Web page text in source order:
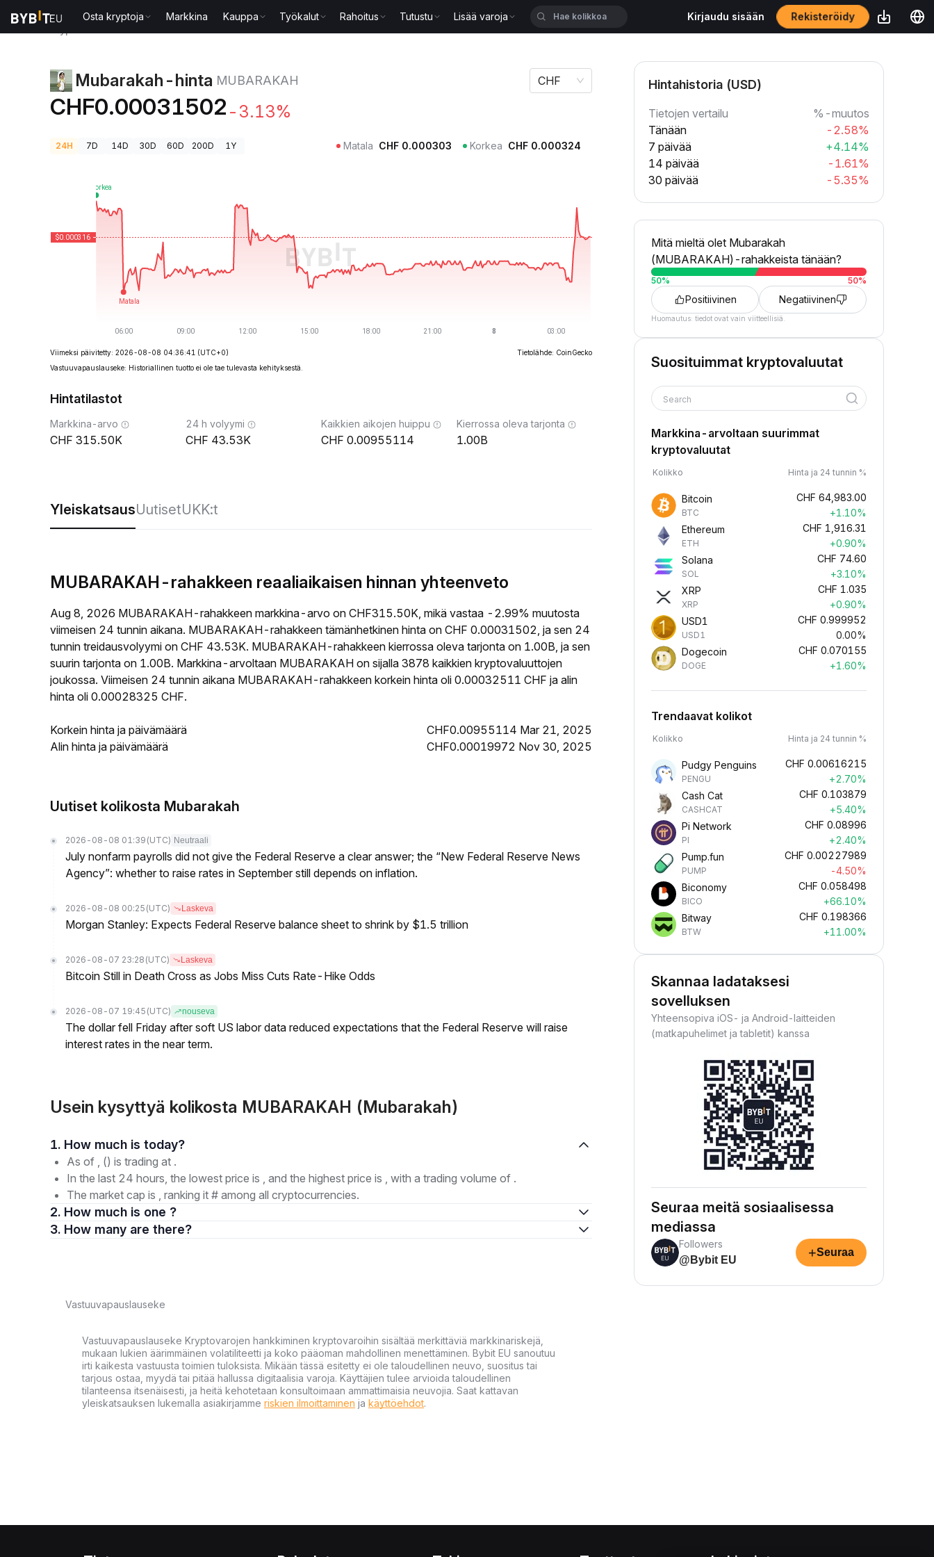
Osta kryptoja Markkina Kauppa Työkalut Rahoitus Tutustu Lisää varoja Kirjaudu sisään Rekisteröidy
Mubarakah-hinta MUBARAKAH
CHF0.00031502 -3.13%
CHF
24H 7D 14D 30D 60D 200D 1Y Matala CHF 0.000303 Korkea CHF 0.000324
Viimeksi päivitetty: 2026-08-08 04:36:41 (UTC+0)
Tietolähde: CoinGecko
Vastuuvapauslauseke: Historiallinen tuotto ei ole tae tulevasta kehityksestä.
Hintatilastot
Markkina-arvo
315.50K
24 h volyymi
43.53K
Kaikkien aikojen huippu
0.00955114
Kierrossa oleva tarjonta
1.00B
YleiskatsausUutisetUKK:t
MUBARAKAH-rahakkeen reaaliaikaisen hinnan yhteenveto
Aug 8, 2026 MUBARAKAH-rahakkeen markkina-arvo on CHF315.50K, mikä vastaa -2.99% muutosta
viimeisen 24 tunnin aikana. MUBARAKAH-rahakkeen tämänhetkinen hinta on CHF 0.00031502, ja sen 24
tunnin treidausvolyymi on CHF 43.53K. MUBARAKAH-rahakkeen kierrossa oleva tarjonta on 1.00B, ja sen
suurin tarjonta on 1.00B. Markkina-arvoltaan MUBARAKAH on sijalla 3878 kaikkien kryptovaluuttojen
joukossa. Viimeisen 24 tunnin aikana MUBARAKAH-rahakkeen korkein hinta oli 0.00032511 CHF ja alin
hinta oli 0.00028325 CHF.
Korkein hinta ja päivämäärä
CHF0.00955114 Mar 21, 2025
Alin hinta ja päivämäärä
CHF0.00019972 Nov 30, 2025
Uutiset kolikosta Mubarakah
2026-08-08 01:39 (UTC) Neutraali
July nonfarm payrolls did not give the Federal Reserve a clear answer; the “New Federal Reserve News
Agency”: whether to raise rates in September still depends on inflation.
2026-08-08 00:25 (UTC) Laskeva
Morgan Stanley: Expects Federal Reserve balance sheet to shrink by $1.5 trillion
2026-08-07 23:28 (UTC) Laskeva
Bitcoin Still in Death Cross as Jobs Miss Cuts Rate-Hike Odds
2026-08-07 19:45 (UTC) nouseva
The dollar fell Friday after soft US labor data reduced expectations that the Federal Reserve will raise
interest rates in the near term.
Usein kysyttyä kolikosta MUBARAKAH (Mubarakah)
1. How much is today?
As of , () is trading at .
In the last 24 hours, the lowest price is , and the highest price is , with a trading volume of .
The market cap is , ranking it # among all cryptocurrencies.
2. How much is one ?
3. How many are there?
Vastuuvapauslauseke
Vastuuvapauslauseke Kryptovarojen hankkiminen kryptovaroihin sisältää merkittäviä markkinariskejä,
mukaan lukien äärimmäinen volatiliteetti ja koko pääoman mahdollinen menettäminen. Bybit EU sanoutuu
irti kaikesta vastuusta toimien tuloksista. Mikään tässä esitetty ei ole taloudellinen neuvo, suositus tai
tarjous ostaa, myydä tai pitää hallussa digitaalisia varoja. Käyttäjien tulee arvioida taloudellinen
tilanteensa itsenäisesti, ja heitä kehotetaan konsultoimaan ammattimaisia neuvojia. Saat kattavan
yleiskatsauksen lukemalla asiakirjamme riskien ilmoittaminen ja käyttöehdot.
Hintahistoria (USD)
Tietojen vertailu
%-muutos
Tänään
-2.58%
7 päivää
+4.14%
14 päivää
-1.61%
30 päivää
-5.35%
Mitä mieltä olet Mubarakah
(MUBARAKAH)-rahakkeista tänään?
50% 50%
Positiivinen Negatiivinen
Huomautus: tiedot ovat vain viitteellisiä.
Suosituimmat kryptovaluutat
Search
Markkina-arvoltaan suurimmat
kryptovaluutat
Kolikko Hinta ja 24 tunnin %
Bitcoin
BTC
CHF 64,983.00
+1.10%
Ethereum
ETH
CHF 1,916.31
+0.90%
Solana
SOL
CHF 74.60
+3.10%
XRP
XRP
CHF 1.035
+0.90%
USD1
USD1
CHF 0.999952
0.00%
Dogecoin
DOGE
CHF 0.070155
+1.60%
Trendaavat kolikot
Kolikko Hinta ja 24 tunnin %
Pudgy Penguins
PENGU
CHF 0.00616215
+2.70%
Cash Cat
CASHCAT
CHF 0.103879
+5.40%
Pi Network
PI
CHF 0.08996
+2.40%
Pump.fun
PUMP
CHF 0.00227989
-4.50%
Biconomy
BICO
CHF 0.058498
+66.10%
Bitway
BTW
CHF 0.198366
+11.00%
Skannaa ladataksesi
sovelluksen
Yhteensopiva iOS- ja Android-laitteiden
(matkapuhelimet ja tabletit) kanssa
Seuraa meitä sosiaalisessa
mediassa
Followers
@Bybit EU
+Seuraa